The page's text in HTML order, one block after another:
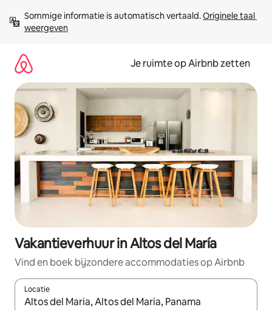
direct
naar
Sommige informatie is automatisch vertaald. Originele taal
weergeven
Je ruimte op Airbnb zetten
Vakantieverhuur in Altos del María
Vind en boek bijzondere accommodaties op Airbnb
Locatie
Wanneer er suggesties beschikbaar zijn, maak je een keuze